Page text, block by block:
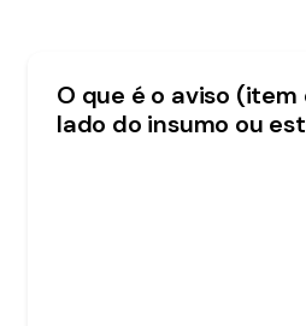
O que é o aviso (item
lado do insumo ou